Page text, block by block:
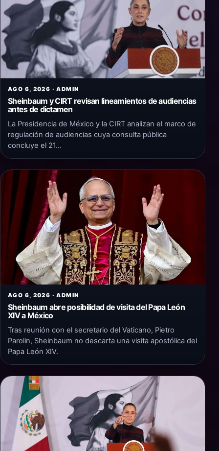
AGO 6, 2026 · ADMIN
Sheinbaum y CIRT revisan lineamientos de audiencias
antes de dictamen
La Presidencia de México y la CIRT analizan el marco de
regulación de audiencias cuya consulta pública
concluye el 21…
AGO 6, 2026 · ADMIN
Sheinbaum abre posibilidad de visita del Papa León
XIV a México
Tras reunión con el secretario del Vaticano, Pietro
Parolin, Sheinbaum no descarta una visita apostólica del
Papa León XIV.